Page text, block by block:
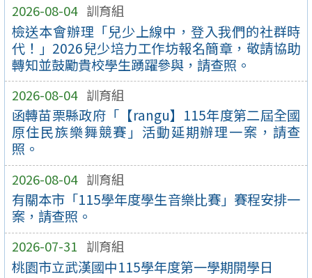
2026-08-04 訓育組
檢送本會辦理「兒少上線中，登入我們的社群時
代！」2026兒少培力工作坊報名簡章，敬請協助
轉知並鼓勵貴校學生踴躍參與，請查照。
2026-08-04 訓育組
函轉苗栗縣政府「【rangu】115年度第二屆全國
原住民族樂舞競賽」活動延期辦理一案，請查
照。
2026-08-04 訓育組
有關本市「115學年度學生音樂比賽」賽程安排一
案，請查照。
2026-07-31 訓育組
桃園市立武漢國中115學年度第一學期開學日